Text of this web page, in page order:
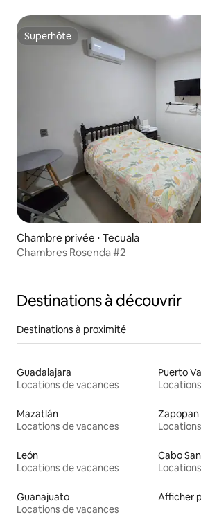
Superhôte
Superhôte
Chambre privée ⋅ Tecuala
Chambres Rosenda #2
Destinations à découvrir
Destinations à proximité
Guadalajara
Locations de vacances
Puerto
Mazatlán
Locations de vacances
Zapopan
León
Locations de vacances
Cabo
Guanajuato
Locations de vacances
Afficher